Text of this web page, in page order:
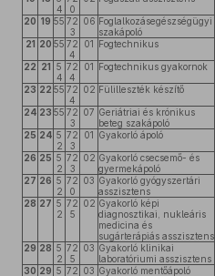
4
0
20 19 55 72
3
06 Foglalkozásegészségügyi
szakápoló
21 20 55 72
4
01 Fogtechnikus
22 21 5
4
72
4
01 Fogtechnikus gyakornok
23 22 55 72
4
02 Fülilleszték készítő
24 23 55 72
3
07 Geriátriai és krónikus
beteg szakápoló
25 24 5
2
72
3
01 Gyakorló ápoló
26 25 5
2
72
3
02 Gyakorló csecsemő- és
gyermekápoló
27 26 5
2
72
0
03 Gyakorló gyógyszertári
asszisztens
28 27 5
2
72
5
02 Gyakorló képi
diagnosztikai, nukleáris
medicina és
sugárterápiás asszisztens
29 28 5
2
72
5
03 Gyakorló klinikai
laboratóriumi asszisztens
30 29 5 72 03 Gyakorló mentőápoló